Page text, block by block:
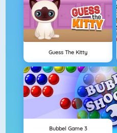
Guess The Kitty
Bubbel Game 3